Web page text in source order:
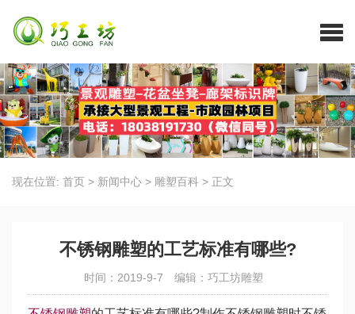
现在位置: 首页 > 新闻中心 > 雕塑百科 > 正文
不锈钢雕塑的工艺标准有哪些?
时间：2019-9-7 编辑：巧工坊雕塑